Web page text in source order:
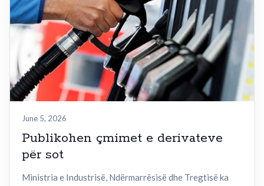
June 5, 2026
Publikohen çmimet e derivateve
për sot
Ministria e Industrisë, Ndërmarrësisë dhe Tregtisë ka